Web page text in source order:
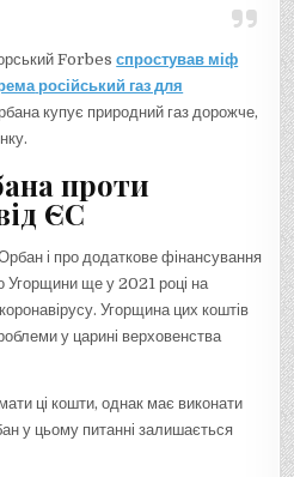
Forbesспростував міф
російський газ для
купує природний газ дорожче,
проти
ЄС
і про додаткове фінансування
Угорщини ще у 2021 році на
Угорщина цих коштів
у царині верховенства
ці кошти, однак має виконати
у цьому питанні залишається